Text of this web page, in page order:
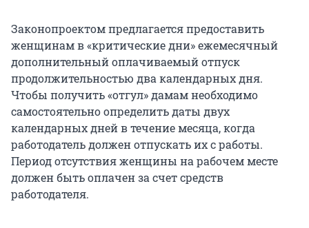
Законопроектом предлагается предоставить
женщинам в «критические дни» ежемесячный
дополнительный оплачиваемый отпуск
продолжительностью два календарных дня.
Чтобы получить «отгул» дамам необходимо
самостоятельно определить даты двух
календарных дней в течение месяца, когда
работодатель должен отпускать их с работы.
Период отсутствия женщины на рабочем месте
должен быть оплачен за счет средств
работодателя.